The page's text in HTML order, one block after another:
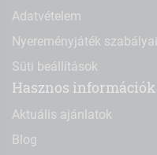
Adatvételem
Nyereményjáték szabályai
Süti beállítások
Hasznos információk
Aktuális ajánlatok
Blog